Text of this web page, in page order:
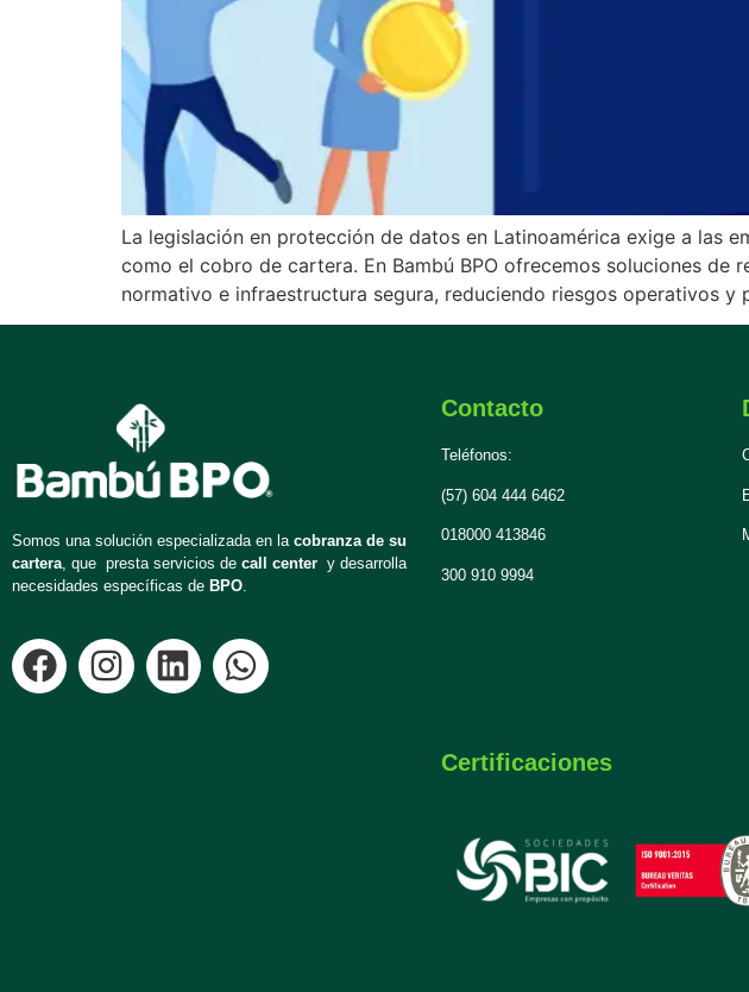
La legislación en protección de datos en Latinoamérica exige a las
como el cobro de cartera. En Bambú BPO ofrecemos soluciones
normativo e infraestructura segura, reduciendo riesgos operativos y
Somos una solución especializada en la cobranza de su
cartera, que presta servicios de call center y desarrolla
necesidades específicas de BPO.
Contacto
Teléfonos:
(57) 604 444 6462
018000 413846
300 910 9994
Certificaciones